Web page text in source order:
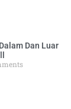
Dan Luar